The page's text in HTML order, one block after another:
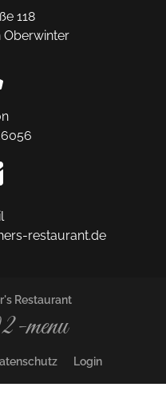
118
Oberwinter
restaurant.de
Restaurant
menu
Login